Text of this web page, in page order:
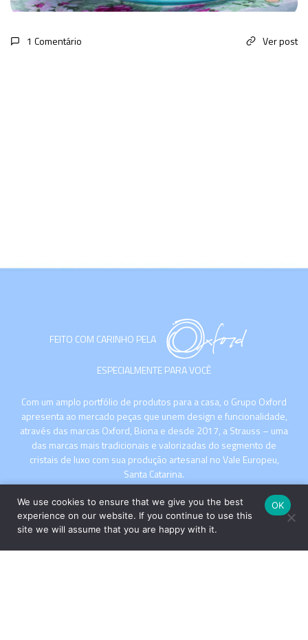
1 Comentário Ver post
FEITO COM CARINHO PELA
ESPECIALMENTE PARA VOCÊ
Com um amplo portfólio de produtos para a casa, o Grupo Oxford
apresenta ao mercado peças que unem design e funcionalidade,
através das marcas Oxford, Biona e desde 2017, a Strauss – uma
das marcas mais tradicionais e valorizadas do segmento de
cristais de luxo com sua produção artesanal no Vale Europeu,
Santa Catarina.
We use cookies to ensure that we give you the best
experience on our website. If you continue to use this
site we will assume that you are happy with it.
OK